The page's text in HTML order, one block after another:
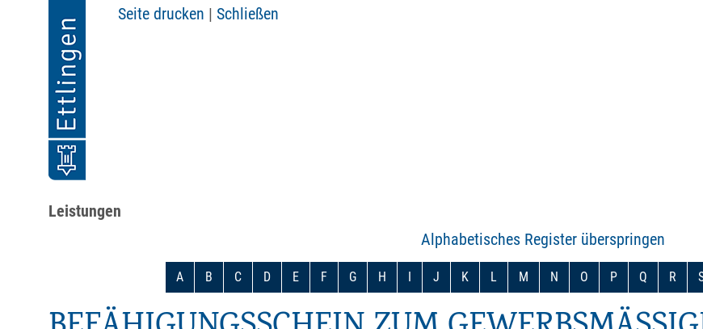
Seite drucken | Schließen
Leistungen
Alphabetisches Register überspringen
A B C D E F G H I J K L M N O P Q R